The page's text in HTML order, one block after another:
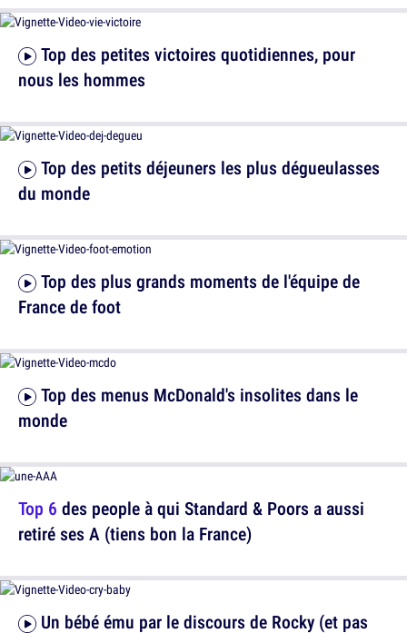
du monde
monde
nous les hommes
France de foot
Top 6 des people à qui Standard & Poors a aussi
retiré ses A (tiens bon la France)